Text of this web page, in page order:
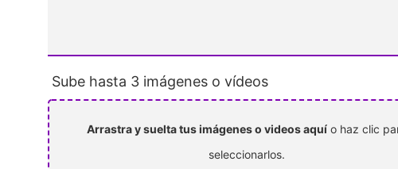
Sube hasta 3 imágenes o vídeos
Arrastra y suelta tus imágenes o videos aquí o haz clic
seleccionarlos.